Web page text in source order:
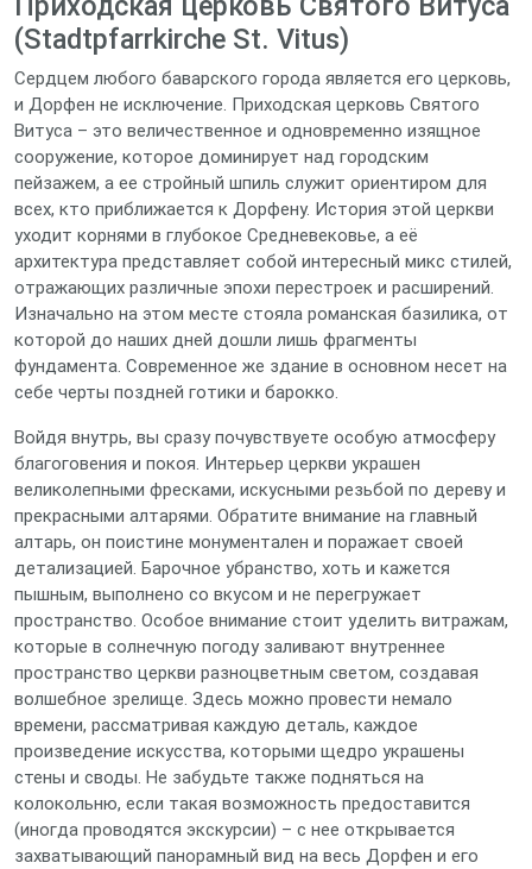
(Stadtpfarrkirche St. Vitus)
Сердцем любого баварского города является его церковь,
и Дорфен не исключение. Приходская церковь Святого
Витуса – это величественное и одновременно изящное
сооружение, которое доминирует над городским
пейзажем, а ее стройный шпиль служит ориентиром для
всех, кто приближается к Дорфену. История этой церкви
уходит корнями в глубокое Средневековье, а её
архитектура представляет собой интересный микс стилей,
отражающих различные эпохи перестроек и расширений.
Изначально на этом месте стояла романская базилика, от
которой до наших дней дошли лишь фрагменты
фундамента. Современное же здание в основном несет на
себе черты поздней готики и барокко.
Войдя внутрь, вы сразу почувствуете особую атмосферу
благоговения и покоя. Интерьер церкви украшен
великолепными фресками, искусными резьбой по дереву и
прекрасными алтарями. Обратите внимание на главный
алтарь, он поистине монументален и поражает своей
детализацией. Барочное убранство, хоть и кажется
пышным, выполнено со вкусом и не перегружает
пространство. Особое внимание стоит уделить витражам,
которые в солнечную погоду заливают внутреннее
пространство церкви разноцветным светом, создавая
волшебное зрелище. Здесь можно провести немало
времени, рассматривая каждую деталь, каждое
произведение искусства, которыми щедро украшены
стены и своды. Не забудьте также подняться на
колокольню, если такая возможность предоставится
(иногда проводятся экскурсии) – с нее открывается
захватывающий панорамный вид на весь Дорфен и его